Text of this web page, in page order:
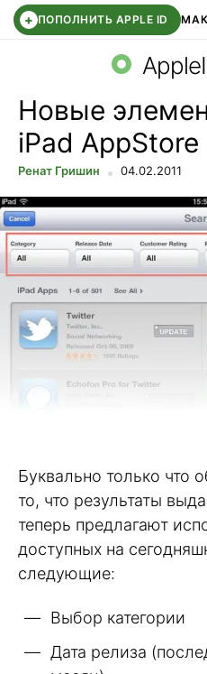
+ ПОПОЛНИТЬ APPLE ID
СБЕР КИДС ВТБ
Новые
iPad AppStore
Ренат Гришин 04.02.2011
Буквально только что
то, что результаты
теперь предлагают
доступных на
следующие:
Выбор категории
Дата релиза